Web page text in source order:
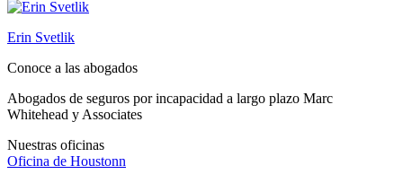
Erin Svetlik
Conoce a las abogados
Abogados de seguros por incapacidad a largo plazo Marc
Whitehead y Associates
Nuestras oficinas
Oficina de Houstonn